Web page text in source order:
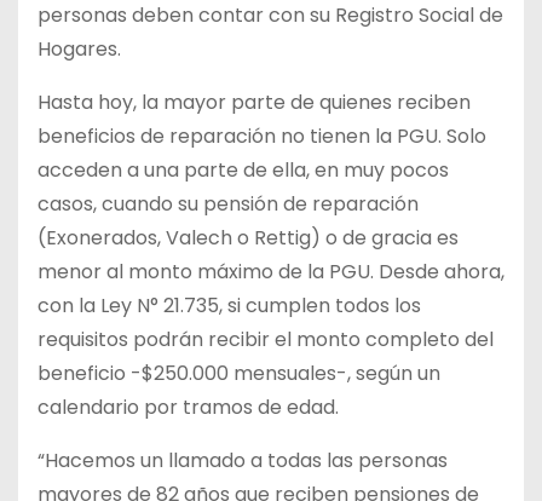
personas deben contar con su Registro Social de
Hogares.
Hasta hoy, la mayor parte de quienes reciben
beneficios de reparación no tienen la PGU. Solo
acceden a una parte de ella, en muy pocos
casos, cuando su pensión de reparación
(Exonerados, Valech o Rettig) o de gracia es
menor al monto máximo de la PGU. Desde ahora,
con la Ley N° 21.735, si cumplen todos los
requisitos podrán recibir el monto completo del
beneficio -$250.000 mensuales-, según un
calendario por tramos de edad.
“Hacemos un llamado a todas las personas
mayores de 82 años que reciben pensiones de